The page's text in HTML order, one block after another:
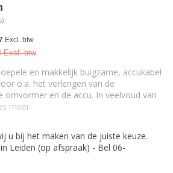
Excl. btw
Excl. btw
en makkelijk buigzame, accukabel
o.a. het verlengen van de
omvormer en de accu. In veelvoud van
meer
u bij het maken van de juiste keuze.
Leiden (op afspraak) - Bel 06-